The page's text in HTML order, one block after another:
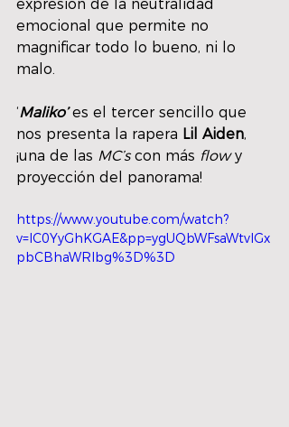
expresión de la neutralidad
emocional que permite no
magnificar todo lo bueno, ni lo
malo.
‘Maliko’ es el tercer sencillo que
nos presenta la rapera Lil Aiden,
¡una de las MC’s con más flow y
proyección del panorama!
https://www.youtube.com/watch?
v=IC0YyGhKGAE&pp=ygUQbWFsaWtvIGx
pbCBhaWRlbg%3D%3D